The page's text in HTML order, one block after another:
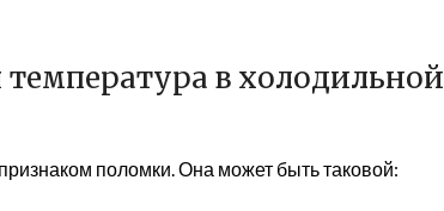
в холодильной
поломки. Она может быть таковой: